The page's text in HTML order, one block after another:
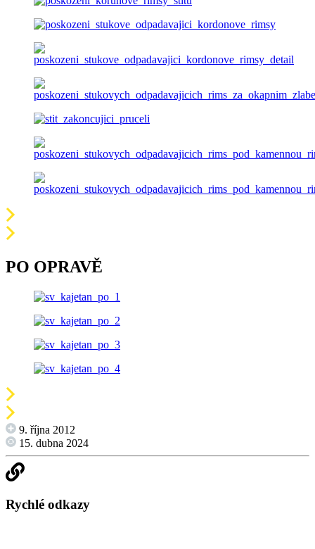
PO OPRAVĚ
9. října 2012
15. dubna 2024
Rychlé odkazy